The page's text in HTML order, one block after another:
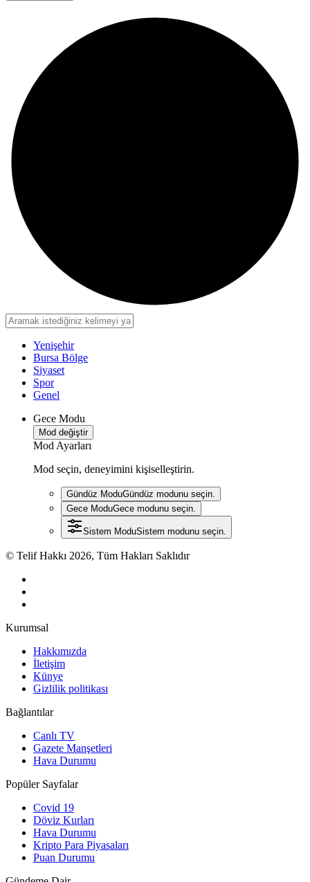
Yenişehir
Bursa Bölge
Siyaset
Spor
Genel
Gece Modu
Mod değiştir
Mod Ayarları
Mod seçin, deneyimini kişiselleştirin.
Gündüz ModuGündüz modunu seçin.
Gece ModuGece modunu seçin.
Sistem ModuSistem modunu seçin.
© Telif Hakkı 2026, Tüm Hakları Saklıdır
Kurumsal
Hakkımızda
İletişim
Künye
Gizlilik politikası
Bağlantılar
Canlı TV
Gazete Manşetleri
Hava Durumu
Popüler Sayfalar
Covid 19
Döviz Kurları
Hava Durumu
Kripto Para Piyasaları
Puan Durumu